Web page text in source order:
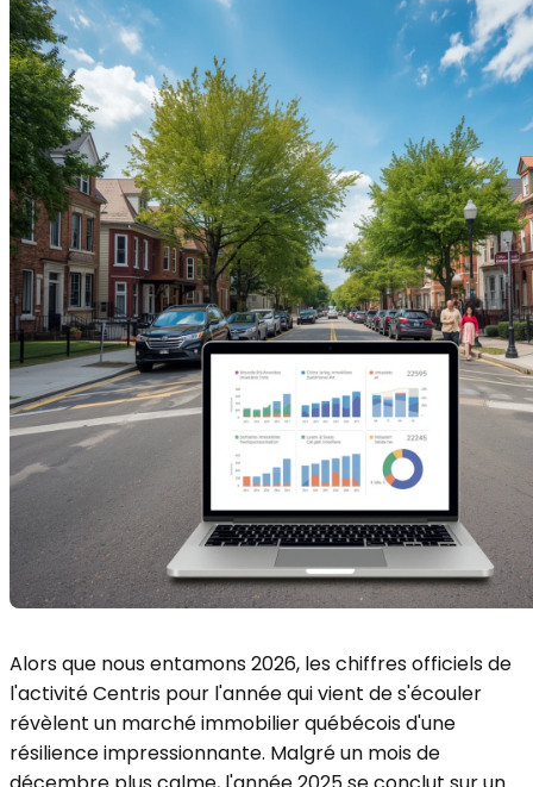
Alors que nous entamons 2026, les chiffres officiels de
l'activité Centris pour l'année qui vient de s'écouler
révèlent un marché immobilier québécois d'une
résilience impressionnante. Malgré un mois de